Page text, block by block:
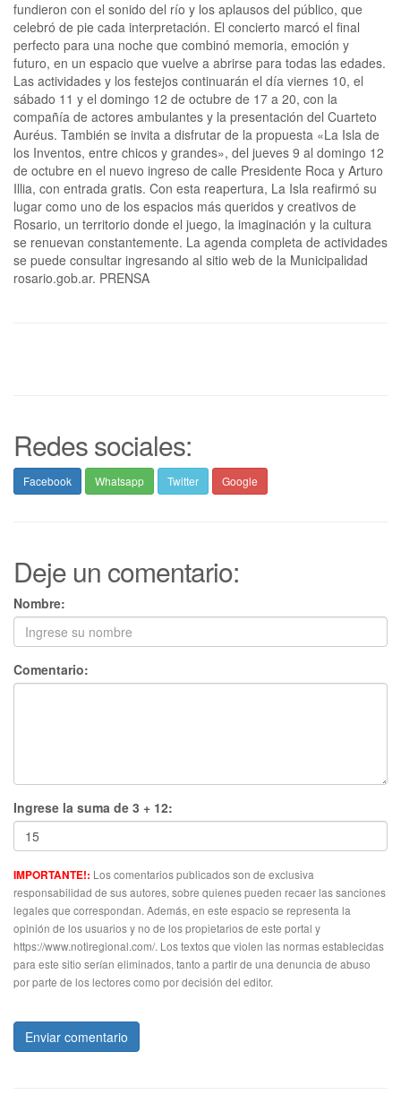
fundieron con el sonido del río y los aplausos del público, que
celebró de pie cada interpretación. El concierto marcó el final
perfecto para una noche que combinó memoria, emoción y
futuro, en un espacio que vuelve a abrirse para todas las edades.
Las actividades y los festejos continuarán el día viernes 10, el
sábado 11 y el domingo 12 de octubre de 17 a 20, con la
compañía de actores ambulantes y la presentación del Cuarteto
Auréus. También se invita a disfrutar de la propuesta «La Isla de
los Inventos, entre chicos y grandes», del jueves 9 al domingo 12
de octubre en el nuevo ingreso de calle Presidente Roca y Arturo
Illia, con entrada gratis. Con esta reapertura, La Isla reafirmó su
lugar como uno de los espacios más queridos y creativos de
Rosario, un territorio donde el juego, la imaginación y la cultura
se renuevan constantemente. La agenda completa de actividades
se puede consultar ingresando al sitio web de la Municipalidad
rosario.gob.ar. PRENSA
Redes sociales:
Facebook Whatsapp Twitter Google
Deje un comentario:
Nombre:
Comentario:
Ingrese la suma de 3 + 12:
IMPORTANTE!: Los comentarios publicados son de exclusiva
responsabilidad de sus autores, sobre quienes pueden recaer las sanciones
legales que correspondan. Además, en este espacio se representa la
opinión de los usuarios y no de los propietarios de este portal y
https://www.notiregional.com/. Los textos que violen las normas establecidas
para este sitio serían eliminados, tanto a partir de una denuncia de abuso
por parte de los lectores como por decisión del editor.
Enviar comentario